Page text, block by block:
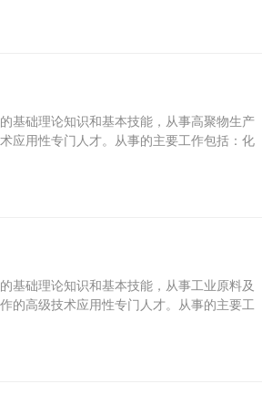
基础理论知识和基本技能，从事高聚物生产
应用性专门人才。从事的主要工作包括：化
基础理论知识和基本技能，从事工业原料及
的高级技术应用性专门人才。从事的主要工